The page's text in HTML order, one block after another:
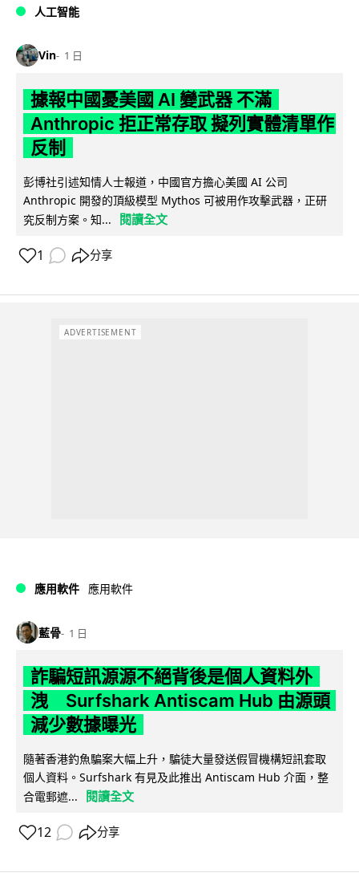
人工智能
Vin 1 日
據報中國憂美國 AI 變武器 不滿
Anthropic 拒正常存取 擬列實體清單作
反制
彭博社引述知情人士報道，中國官方擔心美國 AI 公司
Anthropic 開發的頂級模型 Mythos 可被用作攻擊武器，正研
究反制方案。知...
閱讀全文
1 分享
ADVERTISEMENT
應用軟件 應用軟件
藍骨 1 日
詐騙短訊源源不絕背後是個人資料外
洩 Surfshark Antiscam Hub 由源頭
減少數據曝光
隨著香港釣魚騙案大幅上升，騙徒大量發送假冒機構短訊套取
個人資料。Surfshark 有見及此推出 Antiscam Hub 介面，整
合電郵遮...
閱讀全文
12 分享